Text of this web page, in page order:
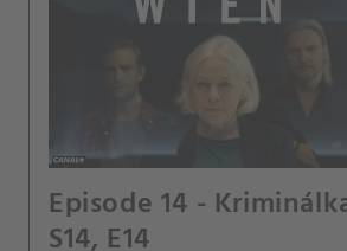
Episode 14 -
S14, E14